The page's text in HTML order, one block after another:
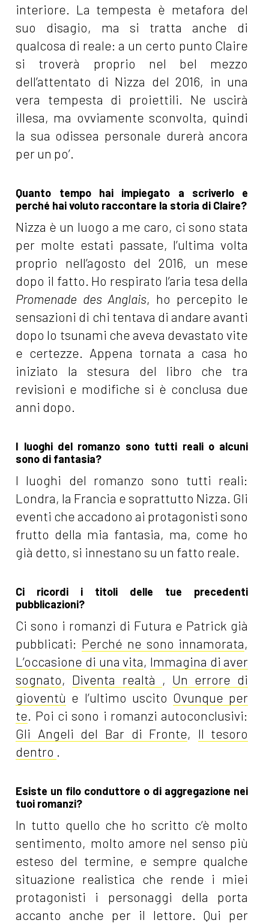
interiore. La tempesta è metafora del
suo disagio, ma si tratta anche di
qualcosa di reale: a un certo punto Claire
si troverà proprio nel bel mezzo
dell’attentato di Nizza del 2016, in una
vera tempesta di proiettili. Ne uscirà
illesa, ma ovviamente sconvolta, quindi
la sua odissea personale durerà ancora
per un po’.
Quanto tempo hai impiegato a scriverlo e
perché hai voluto raccontare la storia di Claire?
Nizza è un luogo a me caro, ci sono stata
per molte estati passate, l’ultima volta
proprio nell’agosto del 2016, un mese
dopo il fatto. Ho respirato l’aria tesa della
Promenade des Anglais, ho percepito le
sensazioni di chi tentava di andare avanti
dopo lo tsunami che aveva devastato vite
e certezze. Appena tornata a casa ho
iniziato la stesura del libro che tra
revisioni e modifiche si è conclusa due
anni dopo.
I luoghi del romanzo sono tutti reali o alcuni
sono di fantasia?
I luoghi del romanzo sono tutti reali:
Londra, la Francia e soprattutto Nizza. Gli
eventi che accadono ai protagonisti sono
frutto della mia fantasia, ma, come ho
già detto, si innestano su un fatto reale.
Ci ricordi i titoli delle tue precedenti
pubblicazioni?
Ci sono i romanzi di Futura e Patrick già
pubblicati: Perché ne sono innamorata,
L’occasione di una vita, Immagina di aver
sognato, Diventa realtà , Un errore di
gioventù e l’ultimo uscito Ovunque per
te . Poi ci sono i romanzi autoconclusivi:
Gli Angeli del Bar di Fronte, Il tesoro
dentro
Esiste un filo conduttore o di aggregazione nei
tuoi romanzi?
In tutto quello che ho scritto c’è molto
sentimento, molto amore nel senso più
esteso del termine, e sempre qualche
situazione realistica che rende i miei
protagonisti i personaggi della porta
accanto anche per il lettore. Qui per